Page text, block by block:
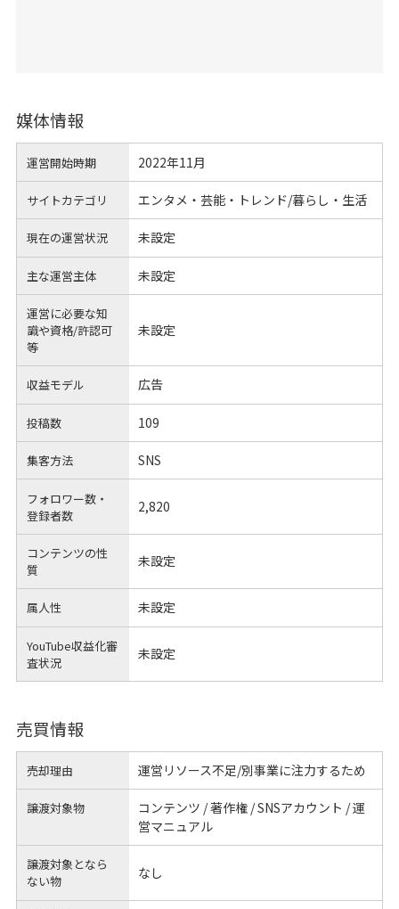
媒体情報
運営開始時期 2022年11月
サイトカテゴリ エンタメ・芸能・トレンド/暮らし・生活
現在の運営状況 未設定
主な運営主体 未設定
運営に必要な知
識や資格/許認可
等
未設定
収益モデル 広告
投稿数 109
集客方法 SNS
フォロワー数・
登録者数
2,820
コンテンツの性
質
未設定
属人性 未設定
YouTube収益化審
査状況
未設定
売買情報
売却理由 運営リソース不足/別事業に注力するため
譲渡対象物
コンテンツ / 著作権 / SNSアカウント / 運
営マニュアル
譲渡対象となら
ない物
なし